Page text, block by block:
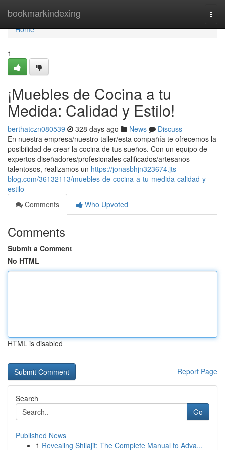
bookmarkindexing
Home
Home
1
¡Muebles de Cocina a tu
Medida: Calidad y Estilo!
berthatczn080539 328 days ago News
Discuss
En nuestra empresa/nuestro taller/esta compañía te ofrecemos la
posibilidad de crear la cocina de tus sueños. Con un equipo de
expertos diseñadores/profesionales calificados/artesanos
talentosos, realizamos un https://jonasbhjn323674.jts-
blog.com/36132113/muebles-de-cocina-a-tu-medida-calidad-y-
estilo
Comments
Who Upvoted
Comments
Submit a Comment
No HTML
HTML is disabled
Report Page
Search
Go
Published News
1 Revealing Shilajit: The Complete Manual to Adva...